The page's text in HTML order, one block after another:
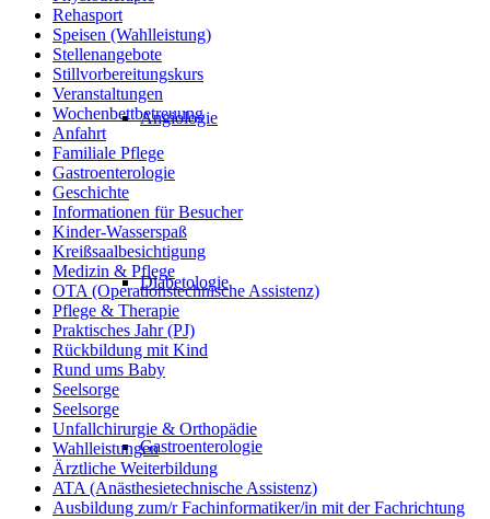
Angiologie
Diabetologie
Gastroenterologie
Rehasport
Speisen (Wahlleistung)
Stellenangebote
Stillvorbereitungskurs
Veranstaltungen
Wochenbettbetreuung
Anfahrt
Familiale Pflege
Gastroenterologie
Geschichte
Informationen für Besucher
Kinder-Wasserspaß
Kreißsaalbesichtigung
Medizin & Pflege
OTA (Operationstechnische Assistenz)
Pflege & Therapie
Praktisches Jahr (PJ)
Rückbildung mit Kind
Rund ums Baby
Seelsorge
Seelsorge
Unfallchirurgie & Orthopädie
Wahlleistungen
Ärztliche Weiterbildung
ATA (Anästhesietechnische Assistenz)
Ausbildung zum/r Fachinformatiker/in mit der Fachrichtung